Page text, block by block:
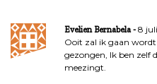
Evelien Bernabela
8
Ooit zal ik gaan
gezongen, Ik ben zelf
meezingt.